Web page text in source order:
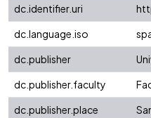
dc.identifier.uri
dc.language.iso
dc.publisher
dc.publisher.faculty
dc.publisher.place